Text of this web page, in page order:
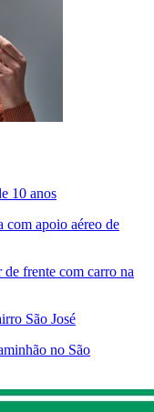
10 anos
com apoio aéreo de
frente com carro na
São José
no São